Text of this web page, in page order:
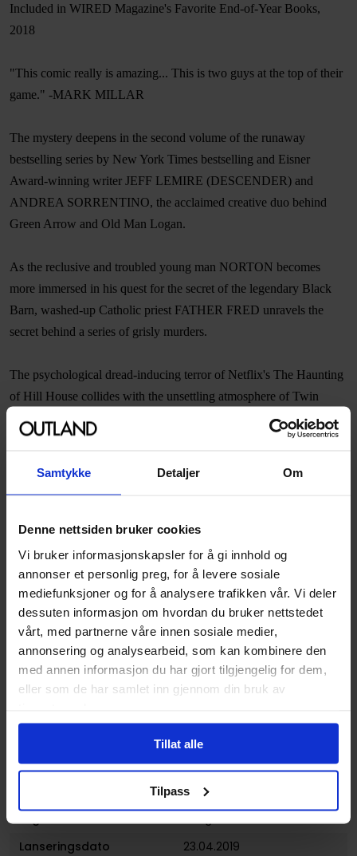
Samtykke Detaljer Om
Denne nettsiden bruker cookies
Vi bruker informasjonskapsler for å gi innhold og
annonser et personlig preg, for å levere sosiale
mediefunksjoner og for å analysere trafikken vår. Vi deler
dessuten informasjon om hvordan du bruker nettstedet
vårt, med partnerne våre innen sosiale medier,
annonsering og analysearbeid, som kan kombinere den
med annen informasjon du har gjort tilgjengelig for dem,
eller som de har samlet inn gjennom din bruk av
Tillat alle
Tilpass
Included in WIRED Magazine's Favorite End-of-Year Books,
2018
"This comic really is amazing... This is two guys at the top of their
game." -MARK MILLAR
The mystery deepens in the second volume of the runaway
bestselling series by New York Times bestselling and Eisner
Award-winning writer JEFF LEMIRE (DESCENDER) and
ANDREA SORRENTINO, the acclaimed creative duo behind
Green Arrow and Old Man Logan.
As the reclusive and troubled young man NORTON becomes
more immersed in his quest for the secret of the legendary Black
Barn, washed-up Catholic priest FATHER FRED unravels the
secret behind a series of grisly murders.
The psychological dread-inducing terror of Netflix's The Haunting
of Hill House collides with the unsettling atmosphere of Twin
Peaks in this addictive new series.
Varenummer
9781534310674
Vekt (Kg) :
0.236000
Country of Manufacture
USA
Format
Paperback
Gideon Falls
Forfattere
Andrea Sorrentino,
Illustratør
Andrea Sorrentino
136
Lanseringsdato
23.04.2019